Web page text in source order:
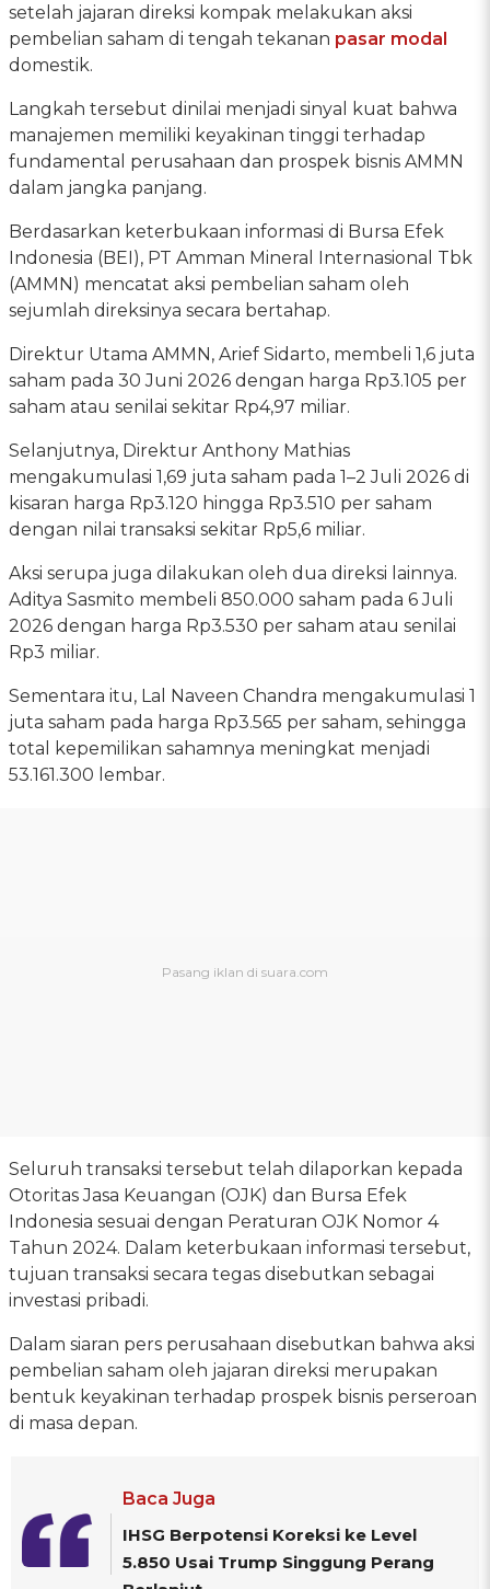
setelah jajaran direksi kompak melakukan aksi
pembelian saham di tengah tekanan pasar modal
domestik.
Langkah tersebut dinilai menjadi sinyal kuat bahwa
manajemen memiliki keyakinan tinggi terhadap
fundamental perusahaan dan prospek bisnis AMMN
dalam jangka panjang.
Berdasarkan keterbukaan informasi di Bursa Efek
Indonesia (BEI), PT Amman Mineral Internasional Tbk
(AMMN) mencatat aksi pembelian saham oleh
sejumlah direksinya secara bertahap.
Direktur Utama AMMN, Arief Sidarto, membeli 1,6 juta
saham pada 30 Juni 2026 dengan harga Rp3.105 per
saham atau senilai sekitar Rp4,97 miliar.
Selanjutnya, Direktur Anthony Mathias
mengakumulasi 1,69 juta saham pada 1–2 Juli 2026 di
kisaran harga Rp3.120 hingga Rp3.510 per saham
dengan nilai transaksi sekitar Rp5,6 miliar.
Aksi serupa juga dilakukan oleh dua direksi lainnya.
Aditya Sasmito membeli 850.000 saham pada 6 Juli
2026 dengan harga Rp3.530 per saham atau senilai
Rp3 miliar.
Sementara itu, Lal Naveen Chandra mengakumulasi 1
juta saham pada harga Rp3.565 per saham, sehingga
total kepemilikan sahamnya meningkat menjadi
53.161.300 lembar.
Seluruh transaksi tersebut telah dilaporkan kepada
Otoritas Jasa Keuangan (OJK) dan Bursa Efek
Indonesia sesuai dengan Peraturan OJK Nomor 4
Tahun 2024. Dalam keterbukaan informasi tersebut,
tujuan transaksi secara tegas disebutkan sebagai
investasi pribadi.
Dalam siaran pers perusahaan disebutkan bahwa aksi
pembelian saham oleh jajaran direksi merupakan
bentuk keyakinan terhadap prospek bisnis perseroan
di masa depan.
Baca Juga
IHSG Berpotensi Koreksi ke Level
5.850 Usai Trump Singgung Perang